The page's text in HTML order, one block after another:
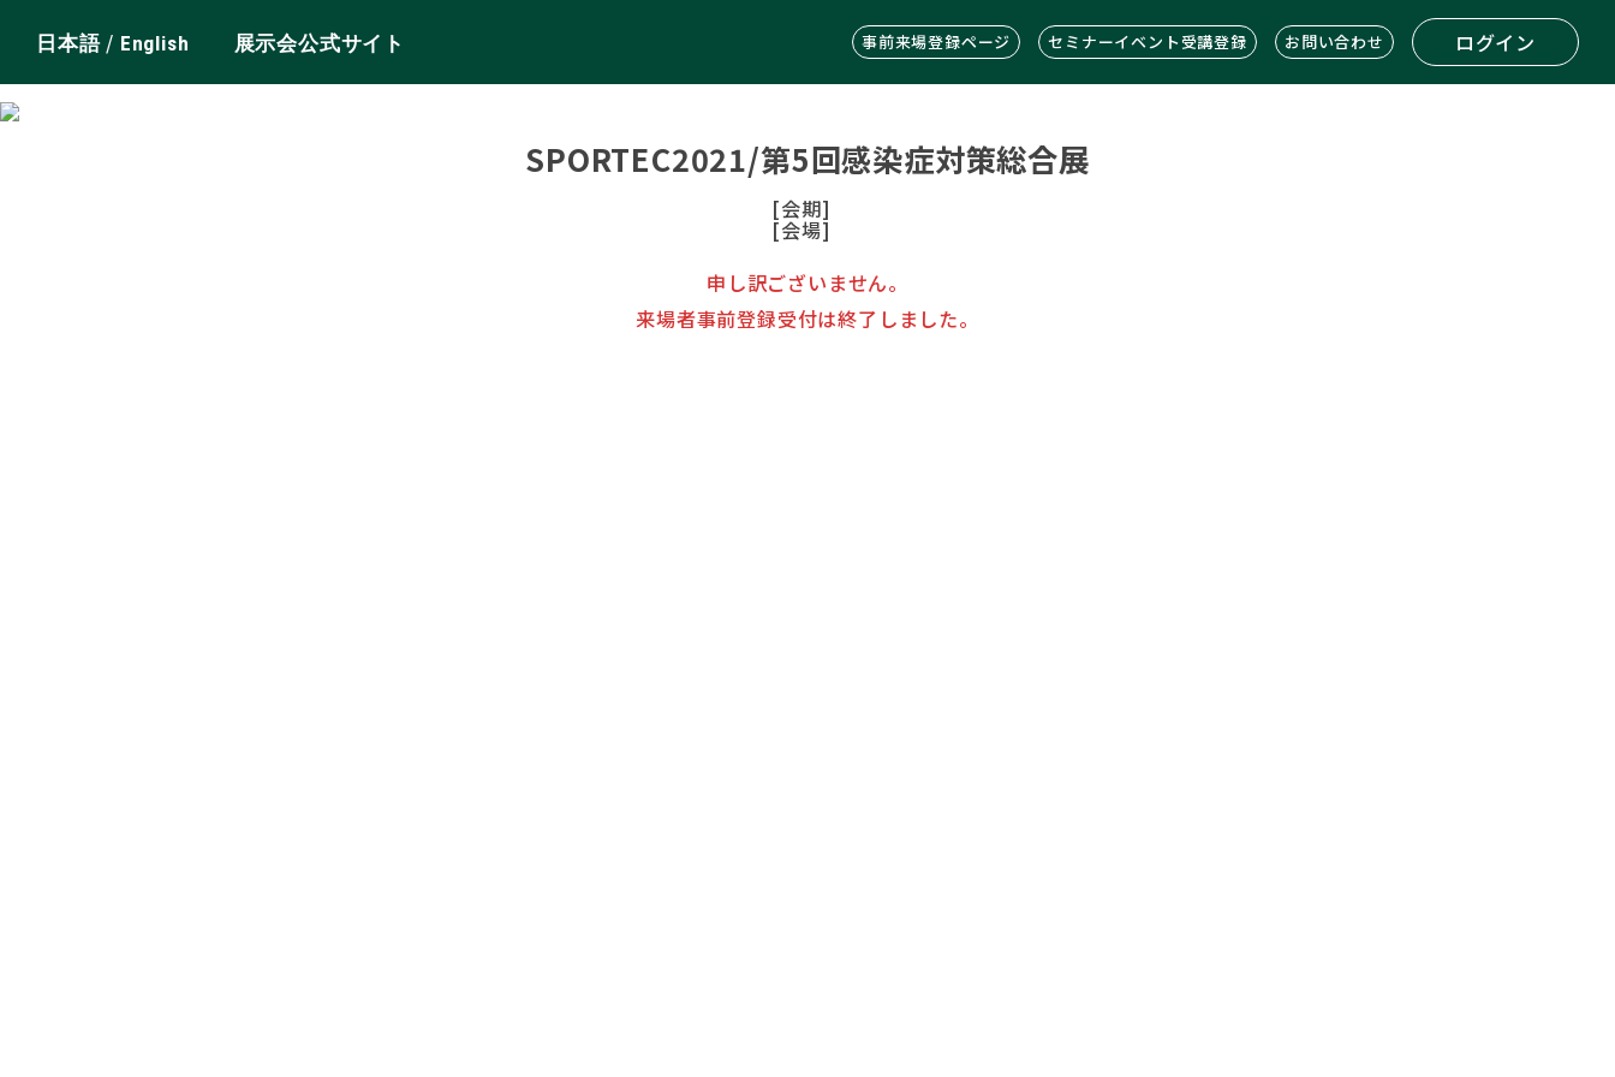
日本語/ English 展示会公式サイト 事前来場登録ページ セミナーイベント受講登録 お問い合わせ ログイン
SPORTEC2021/第5回感染症対策総合展
[会期]
[会場]
申し訳ございません。
来場者事前登録受付は終了しました。